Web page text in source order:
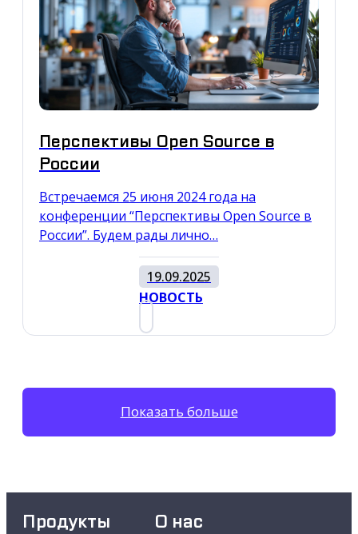
Перспективы Open Source в
России
Встречаемся 25 июня 2024 года на
конференции “Перспективы Open Source в
России”. Будем рады лично…
19.09.2025
НОВОСТЬ
Показать больше
Продукты О нас